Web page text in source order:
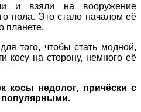
и взяли на вооружение
пола. Это стало началом её
планете.
того, чтобы стать модной,
косу на сторону, немного её
косы недолог, причёски с
популярными.